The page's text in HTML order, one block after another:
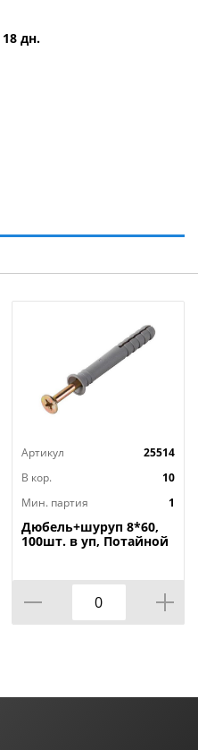
дн.
Артикул
25514
В кор.
10
Мин. партия
1
Дюбель+шуруп 8*60,
100шт. в уп, Потайной